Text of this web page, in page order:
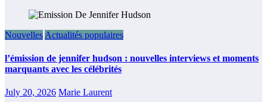
Nouvelles Actualités populaires
l’émission de jennifer hudson : nouvelles interviews et moments
marquants avec les célébrités
July 20, 2026 Marie Laurent